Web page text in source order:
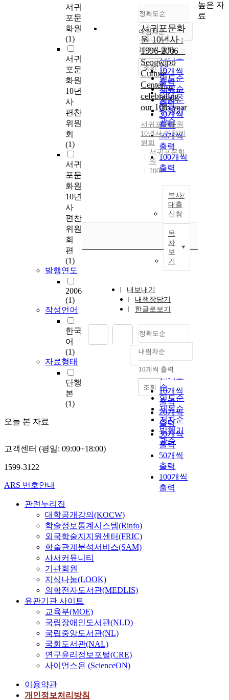
서귀
포문
화원
(1)
서귀
포문
화원
10년
사
편찬
위원
회
(1)
서귀
포문
화원
10년
사
편찬
위원
회
편
(1)
발행연도
2006
(1)
작성언어
한국
어
(1)
자료형태
단행
본
(1)
오늘 본 자료
정확도순
정확도
순
인기도
순
연도순
제목순
저자순
발행기
관순
내림차순
내림차순
10개씩 출력
10개씩
출력
20개씩
출력
30개씩
출력
50개씩
출력
100개씩
출력
조회
서귀포문화
원 10년사 :
1996-2006 =
Seogwipo
Culture
Center ...
celebrating
our 10th year
서귀포문화원
10년사 편찬위
원회
서귀포문화
원
2006
복사/
대출
신청
목
차
보
기
내보내기
내책장담기
한글로보기
정확도순
정확도
순
인기도
순
연도순
제목순
저자순
발행기
관순
내림차순
내림차순
10개씩 출력
10개씩
출력
20개씩
출력
30개씩
출력
50개씩
출력
100개씩
출력
조회
높은 자
료
고객센터 (평일: 09:00~18:00)
1599-3122
ARS 번호안내
관련누리집
대학공개강의(KOCW)
학술정보통계시스템(Rinfo)
외국학술지지원센터(FRIC)
학술관계분석서비스(SAM)
사서커뮤니티
기관회원
지식나눔(LOOK)
의학전자도서관(MEDLIS)
유관기관 사이트
교육부(MOE)
국립장애인도서관(NLD)
국립중앙도서관(NL)
국회도서관(NAL)
연구윤리정보포털(CRE)
사이언스온 (ScienceON)
이용약관
개인정보처리방침